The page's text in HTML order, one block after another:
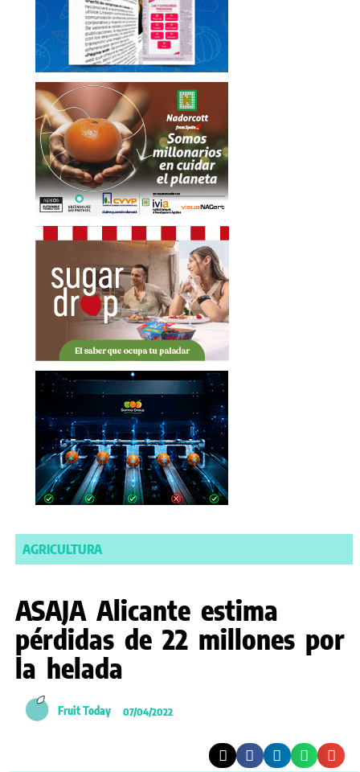
AGRICULTURA
ASAJA Alicante estima
pérdidas de 22 millones por
la helada
Fruit Today 07/04/2022